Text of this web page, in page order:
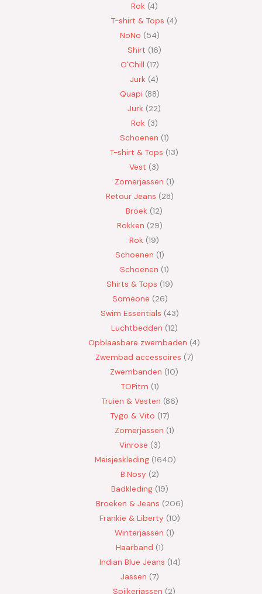
Rok 4
T-shirt & Tops 4
NoNo
54
Shirt 16
O'Chill 17
Jurk 4
Quapi 88
Jurk 22
Rok 3
Schoenen 1
T-shirt & Tops 13
Vest
3
Zomerjassen 1
Retour Jeans
28
Broek 12
Rokken
29
Rok 19
Schoenen 1
Schoenen 1
Shirts & Tops 19
Someone 26
Swim Essentials 43
Luchtbedden 12
Opblaasbare zwembaden 4
Zwembad accessoires 7
Zwembanden 10
TOPitm 1
Truien & Vesten 86
Tygo & Vito 17
Zomerjassen 1
Vinrose 3
Meisjeskleding 1640
B.Nosy
2
Badkleding 19
Broeken & Jeans
206
Frankie & Liberty 10
Winterjassen 1
Haarband 1
Indian Blue Jeans 14
Jassen 7
Spijkerjassen
2